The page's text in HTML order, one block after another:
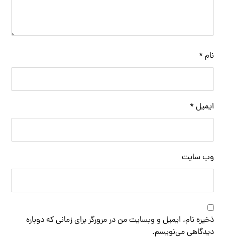
نام *
ایمیل *
وب‌ سایت
ذخیره نام، ایمیل و وبسایت من در مرورگر برای زمانی که دوباره
دیدگاهی می‌نویسم.